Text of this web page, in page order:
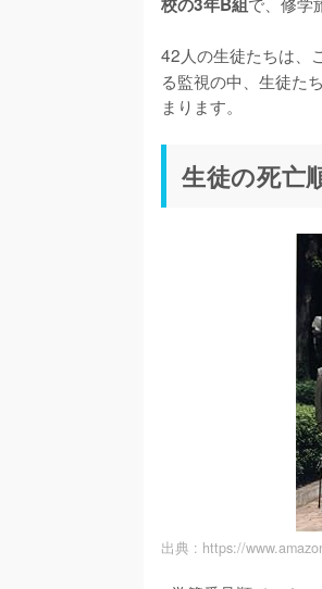
42人の生徒たちは、
る監視の中、生徒た
まります。
生徒の死亡
出典 : https://